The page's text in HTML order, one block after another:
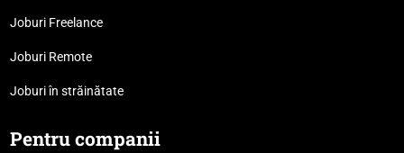
Joburi Freelance
Joburi Remote
Joburi în străinătate
Pentru companii